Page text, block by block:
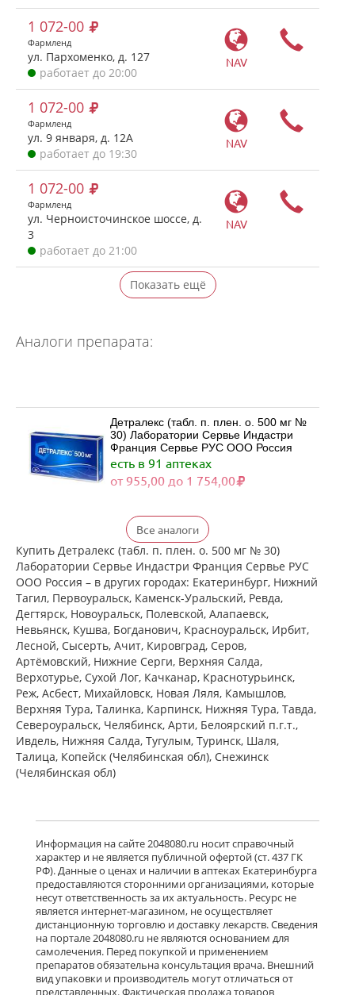
NAV
1 072-00
Фармленд
ул. Пархоменко, д. 127
работает до 20:00
NAV
1 072-00
Фармленд
ул. 9 января, д. 12А
работает до 19:30
NAV
1 072-00
Фармленд
ул. Черноисточинское шоссе, д.
3
работает до 21:00
Показать ещё
Аналоги препарата:
Детралекс (табл. п. плен. о. 500 мг №
30) Лаборатории Сервье Индастри
Франция Сервье РУС ООО Россия
есть в 91 аптеках
от 955,00 до 1 754,00
Детралекс (табл. п. плен. о. 500 мг №
60) Лаборатории Сервье Индастри
Франция Сервье РУС ООО Россия
есть в 78 аптеках
от 1 880,00 до 2 500,00
Венарус (табл. п. плен. о. 50 мг+450
мг № 30) Алиум АО (Московская
обл,.рп. Оболенск) Россия
есть в 63 аптеках
от 883,00 до 1 249,00
Венарус (табл. п. плен. о. 50 мг+450
мг № 60) Алиум АО (Московская
обл,.рп. Оболенск) Россия
есть в 64 аптеках
от 1 340,90 до 2 151,00
Детралекс (табл. п. плен. о. 1000 мг
№ 60) Лаборатории Сервье
Индастри Франция Сервье РУС ООО
Россия
есть в 101 аптеках
от 2 775,00 до 3 900,00
Флебавен (табл. п. плен. о. 500 мг №
32) КРКА-Рус ООО Россия
есть в 6 аптеках
от 889,00 до 966,00
Все аналоги
Купить Детралекс (табл. п. плен. о. 500 мг № 30)
Лаборатории Сервье Индастри Франция Сервье РУС
ООО Россия – в других городах: Екатеринбург, Нижний
Тагил, Первоуральск, Каменск-Уральский, Ревда,
Дегтярск, Новоуральск, Полевской, Алапаевск,
Невьянск, Кушва, Богданович, Красноуральск, Ирбит,
Лесной, Сысерть, Ачит, Кировград, Серов,
Артёмовский, Нижние Cерги, Верхняя Салда,
Верхотурье, Сухой Лог, Качканар, Краснотурьинск,
Реж, Асбест, Михайловск, Новая Ляля, Камышлов,
Верхняя Тура, Талинка, Карпинск, Нижняя Тура, Тавда,
Североуральск, Челябинск, Арти, Белоярский п.г.т.,
Ивдель, Нижняя Салда, Тугулым, Туринск, Шаля,
Талица, Копейск (Челябинская обл), Снежинск
(Челябинская обл)
Информация на сайте 2048080.ru носит справочный
характер и не является публичной офертой (ст. 437 ГК
РФ). Данные о ценах и наличии в аптеках Екатеринбурга
предоставляются сторонними организациями, которые
несут ответственность за их актуальность. Ресурс не
является интернет-магазином, не осуществляет
дистанционную торговлю и доставку лекарств. Сведения
на портале 2048080.ru не являются основанием для
самолечения. Перед покупкой и применением
препаратов обязательна консультация врача. Внешний
вид упаковки и производитель могут отличаться от
представленных. Фактическая продажа товаров